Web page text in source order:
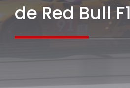
de Red Bull F1